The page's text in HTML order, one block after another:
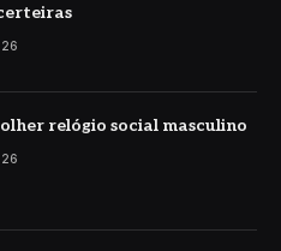
relógio social masculino